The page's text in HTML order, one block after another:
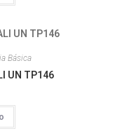
Básica
UN TP146